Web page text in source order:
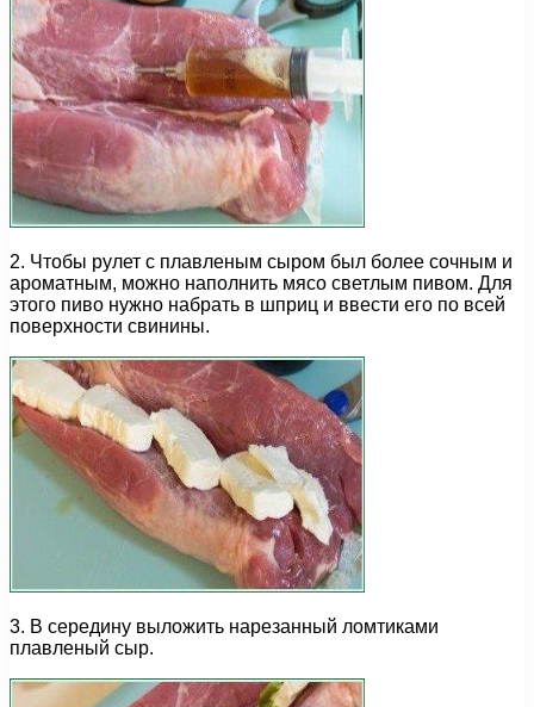
2. Чтобы рулет с плавленым сыром был более сочным и
ароматным, можно наполнить мясо светлым пивом. Для
этого пиво нужно набрать в шприц и ввести его по всей
поверхности свинины.
3. В середину выложить нарезанный ломтиками
плавленый сыр.